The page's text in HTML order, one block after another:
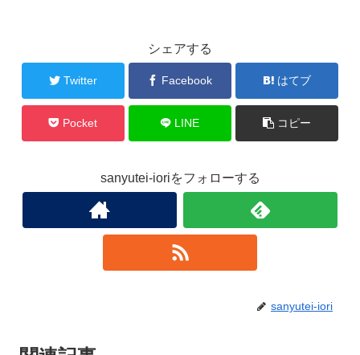
シェアする
Twitter Facebook はてブ
Pocket LINE コピー
sanyutei-ioriをフォローする
sanyutei-iori